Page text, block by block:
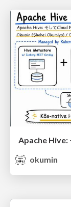
Apache Hive:
okumin